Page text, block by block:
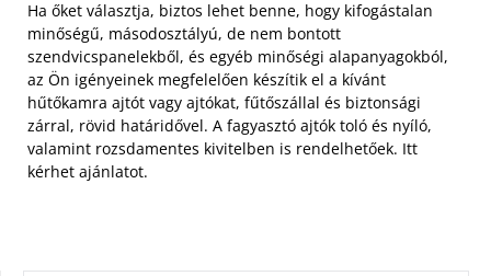
Ha őket választja, biztos lehet benne, hogy kifogástalan
minőségű, másodosztályú, de nem bontott
szendvicspanelekből, és egyéb minőségi alapanyagokból,
az Ön igényeinek megfelelően készítik el a kívánt
hűtőkamra ajtót vagy ajtókat, fűtőszállal és biztonsági
zárral, rövid határidővel. A fagyasztó ajtók toló és nyíló,
valamint rozsdamentes kivitelben is rendelhetőek. Itt
kérhet ajánlatot.